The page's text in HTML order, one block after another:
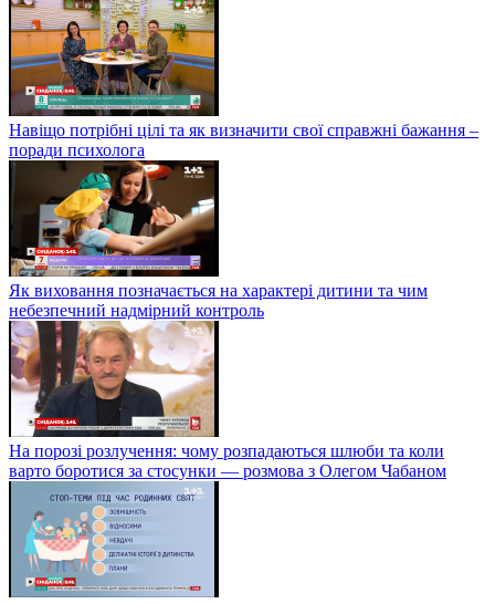
Навіщо потрібні цілі та як визначити свої справжні бажання –
поради психолога
Як виховання позначається на характері дитини та чим
небезпечний надмірний контроль
На порозі розлучення: чому розпадаються шлюби та коли
варто боротися за стосунки — розмова з Олегом Чабаном